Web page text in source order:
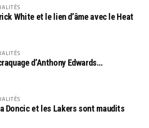
White et le lien d’âme avec le Heat
d’Anthony Edwards…
Doncic et les Lakers sont maudits